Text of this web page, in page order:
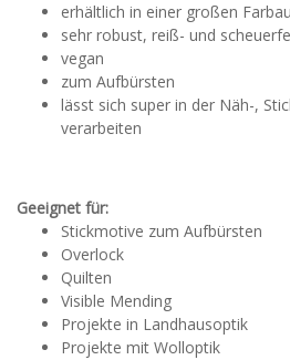
erhältlich in einer großen
sehr robust, reiß- und
vegan
zum Aufbürsten
lässt sich super in der Näh-,
verarbeiten
Geeignet für:
Stickmotive zum Aufbürsten
Overlock
Quilten
Visible Mending
Projekte in Landhausoptik
Projekte mit Wolloptik